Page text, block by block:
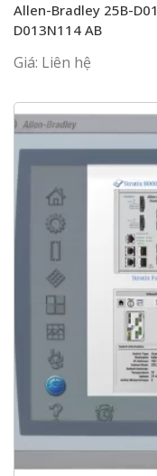
Allen-Bradley 25B-
D013N114 AB
Giá: Liên hệ